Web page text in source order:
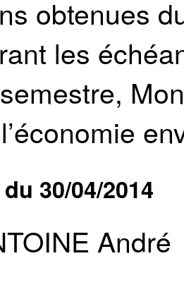
obtenues
les
30/04/2014
André